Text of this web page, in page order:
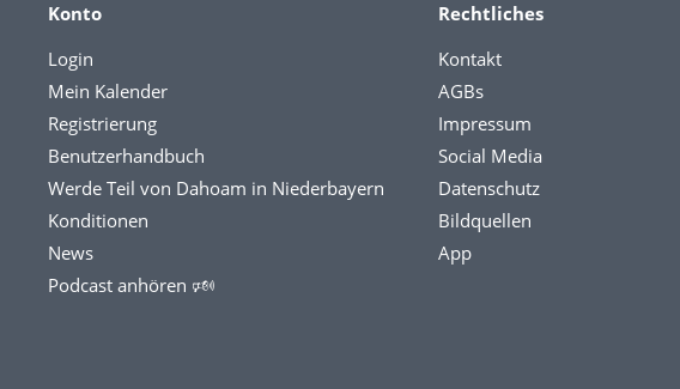
Konto
Login
Mein Kalender
Registrierung
Benutzerhandbuch
Werde Teil von Dahoam in Niederbayern
Konditionen
News
Podcast anhören 🕬
Rechtliches
Kontakt
AGBs
Impressum
Social Media
Datenschutz
Bildquellen
App